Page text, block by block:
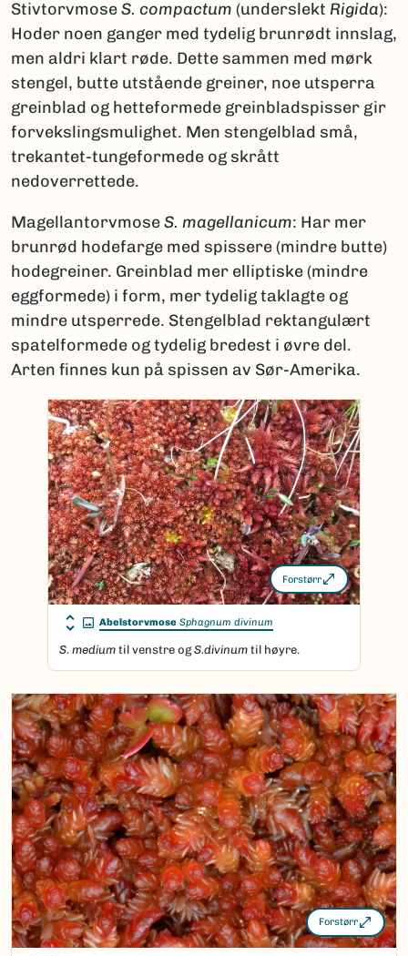
StivtorvmoseS. compactum (underslekt Rigida):
Hoder noen ganger med tydelig brunrødt innslag,
men aldri klart røde. Dette sammen med mørk
stengel, butte utstående greiner, noe utsperra
greinblad og hetteformede greinbladspisser gir
forvekslingsmulighet. Men stengelblad små,
trekantet-tungeformede og skrått
nedoverrettede.
MagellantorvmoseS. magellanicum: Har mer
brunrød hodefarge med spissere (mindre butte)
hodegreiner. Greinblad mer elliptiske (mindre
eggformede) i form, mer tydelig taklagte og
mindre utsperrede. Stengelblad rektangulært
spatelformede og tydelig bredest i øvre del.
Arten finnes kun på spissen av Sør-Amerika.
Forstørr
Abelstorvmose Sphagnum divinum
S. medium til venstre ogS.divinum til høyre.
Forstørr